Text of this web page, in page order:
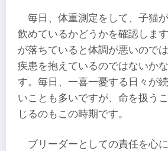
毎日、体重測定をして、子猫
飲めているかどうかを確認しま
が落ちていると体調が悪いので
疾患を抱えているのではないか
す。毎日、一喜一憂する日々が
いことも多いですが、命を扱う
じるのもこの時期です。
ブリーダーとしての責任を心